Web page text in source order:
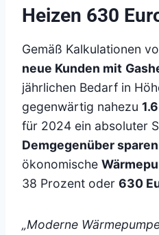
Heizen 630
Gemäß Kalkulationen
neue Kunden mit
jährlichen Bedarf in
gegenwärtig nahezu
für 2024 ein absoluter
Demgegenüber
ökonomische
38 Prozent oder 630
„Moderne